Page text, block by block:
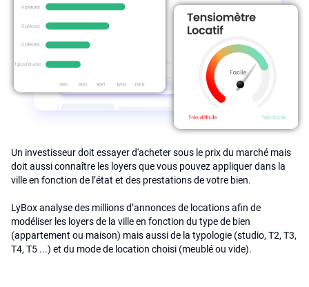
Un investisseur doit essayer d'acheter sous le prix du marché mais
doit aussi connaître les loyers que vous pouvez appliquer dans la
ville en fonction de l’état et des prestations de votre bien.
LyBox analyse des millions d’annonces de locations afin de
modéliser les loyers de la ville en fonction du type de bien
(appartement ou maison) mais aussi de la typologie (studio, T2, T3,
T4, T5 ...) et du mode de location choisi (meublé ou vide).